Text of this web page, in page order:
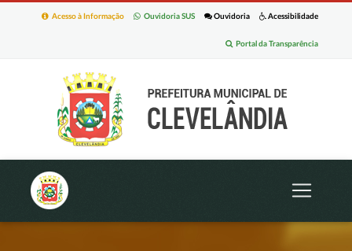
Acessibilidade
Ouvidoria
Ouvidoria SUS
Acesso à Informação
Portal da Transparência